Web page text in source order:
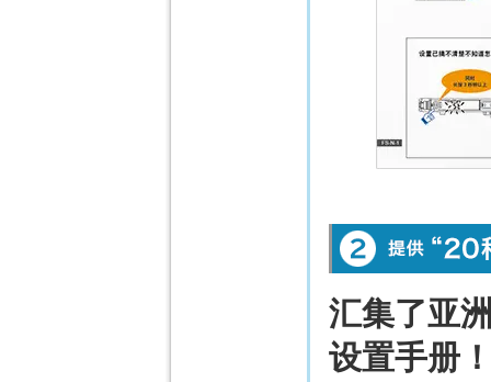
汇集了亚
设置手册